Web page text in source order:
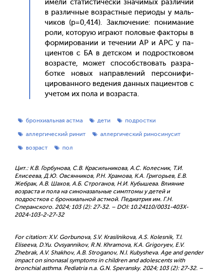
име­ли ста­тис­ти­чес­ки зна­чимых раз­ли­чий
в раз­личные воз­рас­тные пе­ри­оды у маль­
чи­ков (р=0,414). Зак­лю­чение: по­нима­ние
ро­ли, ко­торую иг­ра­ют по­ловые фак­то­ры в
фор­ми­рова­нии и те­чении АР и АРС у па­
ци­ен­тов с БА в дет­ском и под­рос­тко­вом
воз­расте, мо­жет спо­собс­тво­вать раз­ра­
бот­ке но­вых нап­равле­ний пер­со­нифи­
циро­ван­но­го ве­дения дан­ных па­ци­ен­тов с
уче­том их по­ла и воз­раста.
бронхиальная астма дети
подростки
аллергический ринит
аллергический риносинусит
возраст
пол
Цит.: К.В. Горбунова, С.В. Красильникова, А.С. Колесник, Т.И.
Елисеева, Д.Ю. Овсянников, Р.Н. Храмова, К.А. Григорьев, Е.В.
Жебрак, А.В. Шахов, А.Б. Строганов, Н.И. Кубышева. Влияние
возраста и пола на синоназальные симптомы у детей и
подростков с бронхиальной астмой. Педиатрия им. Г.Н.
Сперанского. 2024; 103 (2): 27-32. – DOI: 10.24110/0031-403X-
2024-103-2-27-32
For citation: X.V. Gorbunova, S.V. Krasilnikova, A.S. Kolesnik, T.I.
Eliseeva, D.Yu. Ovsyannikov, R.N. Khramova, K.A. Grigoryev, E.V.
Zhebrak, A.V. Shakhov, A.B. Stroganov, N.I. Kubysheva. Age and gender
impact on sinonasal symptoms in children and adolescents with
bronchial asthma. Pediatria n.a. G.N. Speransky. 2024; 103 (2): 27-32. –